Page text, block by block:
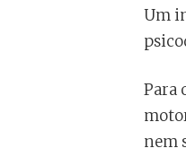
Um
Para
nem